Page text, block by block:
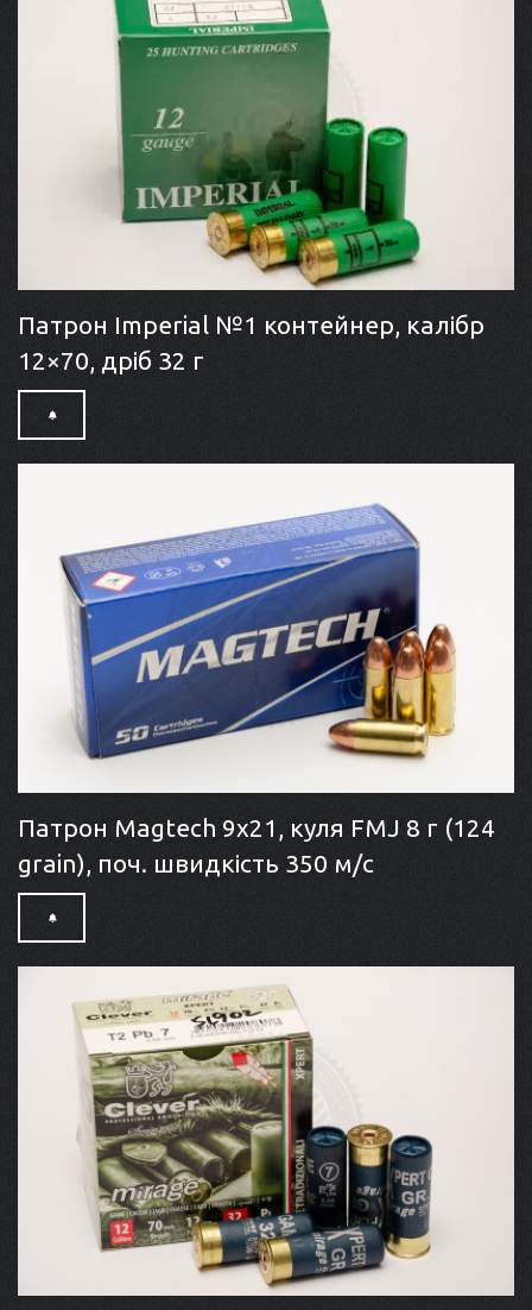
Патрон Imperial №1 контейнер, калібр
12×70, дріб 32 г
Патрон Magtech 9x21, куля FMJ 8 г (124
grain), поч. швидкість 350 м/с